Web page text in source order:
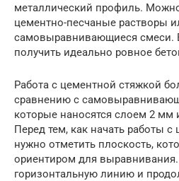
металлический профиль.
цементно-песчаные растворы
самовыравнивающиеся смеси.
получить идеально ровное
Работа с цементной стяжкой
сравнению с
которые наносятся слоем 2 мм
Перед тем, как начать работы
нужно отметить плоскость,
ориентиром для
горизонтальную линию и